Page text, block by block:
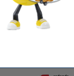
10 unidades
301168